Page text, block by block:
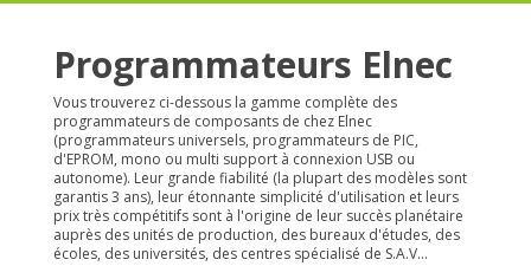
Programmateurs Elnec
Vous trouverez ci-dessous la gamme complète des
programmateurs de composants de chez Elnec
(programmateurs universels, programmateurs de PIC,
d'EPROM, mono ou multi support à connexion USB ou
autonome). Leur grande fiabilité (la plupart des modèles sont
garantis 3 ans), leur étonnante simplicité d'utilisation et leurs
prix très compétitifs sont à l'origine de leur succès planétaire
auprès des unités de production, des bureaux d'études, des
écoles, des universités, des centres spécialisé de S.A.V...